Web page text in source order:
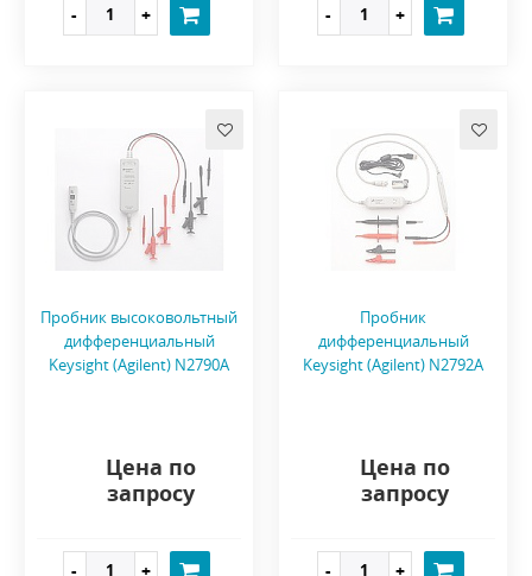
Пробник высоковольтный
дифференциальный
Keysight (Agilent) N2790A
Цена по
запросу
Пробник
дифференциальный
Keysight (Agilent) N2792A
Цена по
запросу